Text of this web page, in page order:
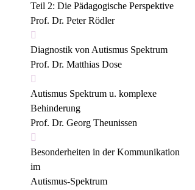
Teil 2: Die Pädagogische Perspektive
Prof. Dr. Peter Rödler

Diagnostik von Autismus Spektrum
Prof. Dr. Matthias Dose

Autismus Spektrum u. komplexe
Behinderung
Prof. Dr. Georg Theunissen

Besonderheiten in der Kommunikation
im
Autismus-Spektrum